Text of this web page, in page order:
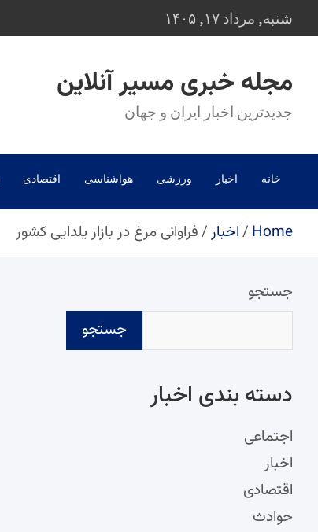
to
شنبه, مرداد ۱۷, ۱۴۰۵
مجله خبری مسیر آنلاین
جدیدترین اخبار ایران و جهان
خانه اخبار ورزشی هواشناسی اقتصادی
Home اخبار فراوانی مرغ در بازار یلدایی کشور
جستجو
جستجو
دسته‌ بندی اخبار
اجتماعی
اخبار
اقتصادی
حوادث